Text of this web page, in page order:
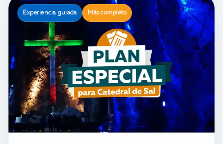
Experiencia guiada Más completo